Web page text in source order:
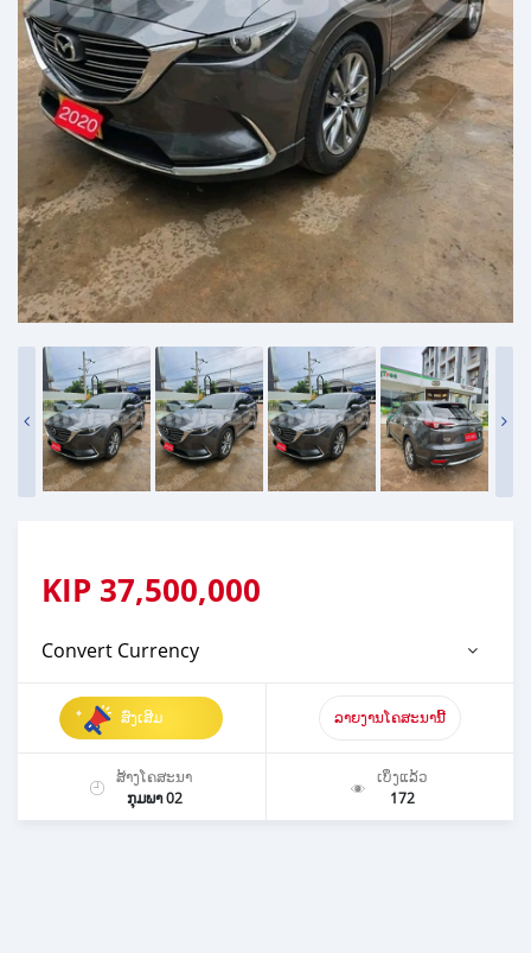
KIP 37,500,000
Convert Currency
ສົ່ງເສີມ ລາຍງານໂຄສະນານີ້
ສ້າງໂຄສະນາ
ກຸມພາ 02
ເບິ່ງແລ້ວ
172